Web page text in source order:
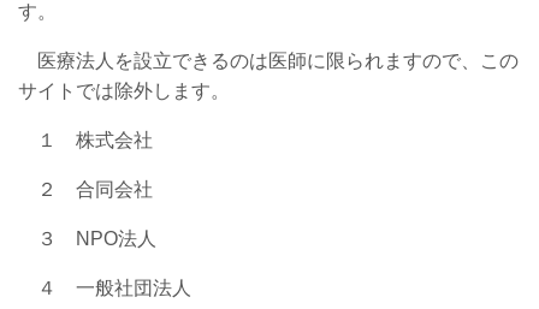
す。
医療法人を設立できるのは医師に限られますので、この
サイトでは除外します。
１ 株式会社
２ 合同会社
３ NPO法人
４ 一般社団法人